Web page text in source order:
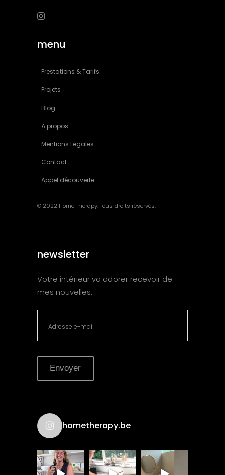
menu
Prestations & Tarifs
Projets
Blog
À propos
Mentions Légales
Contact
Appel découverte
© 2022 Home Therapy. Tous droits réservés.
newsletter
Votre intérieur va adorer recevoir de
mes nouvelles.
Envoyer
hometherapy.be